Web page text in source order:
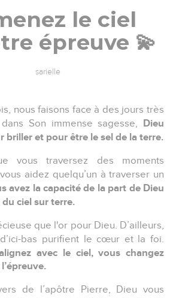
le ciel
épreuve 💫
sarielle
nous faisons face à des jours très
Son immense sagesse,
Dieu
briller et pour être le sel de la terre.
vous traversez des moments
aidez quelqu’un à traverser un
avez la capacité de la part de Dieu
ciel sur terre.
que l'or pour Dieu. D’ailleurs,
bas purifient le cœur et la foi.
avec le ciel, vous changez
de l’apôtre Pierre, Dieu vous